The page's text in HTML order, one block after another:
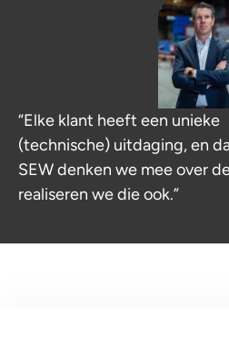
“Elke klant heeft een unieke
(technische) uitdaging, en
SEW denken we mee over
realiseren we die ook.”